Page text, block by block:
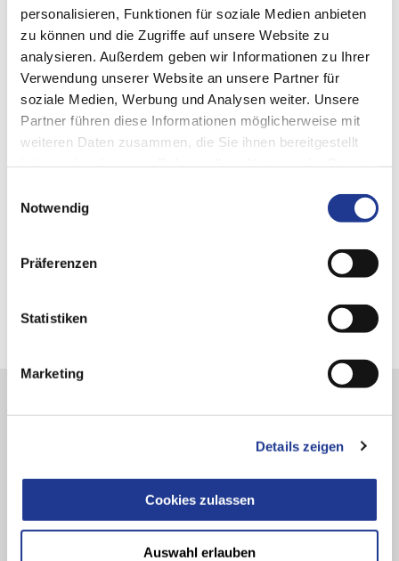
personalisieren, Funktionen für soziale Medien anbieten
zu können und die Zugriffe auf unsere Website zu
analysieren. Außerdem geben wir Informationen zu Ihrer
Verwendung unserer Website an unsere Partner für
soziale Medien, Werbung und Analysen weiter. Unsere
Partner führen diese Informationen möglicherweise mit
weiteren Daten zusammen, die Sie ihnen bereitgestellt
Notwendig
Präferenzen
Statistiken
Marketing
Details zeigen
Cookies zulassen
Auswahl erlauben
Daten, Informationen und Anwendungen im Blick.
Sie finden an dieser Stelle nur einen Auszug aus unserem
Portfolio. Sollten Sie Interesse an anderen Technologien oder